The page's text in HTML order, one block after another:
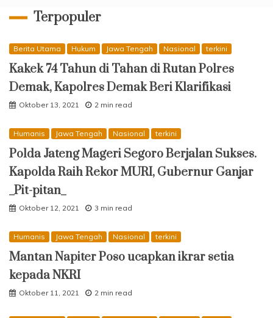
Terpopuler
Berita Utama Hukum Jawa Tengah Nasional terkini
Kakek 74 Tahun di Tahan di Rutan Polres
Demak, Kapolres Demak Beri Klarifikasi
Oktober 13, 2021 2 min read
Humanis Jawa Tengah Nasional terkini
Polda Jateng Mageri Segoro Berjalan Sukses.
Kapolda Raih Rekor MURI, Gubernur Ganjar
_Pit-pitan_
Oktober 12, 2021 3 min read
Humanis Jawa Tengah Nasional terkini
Mantan Napiter Poso ucapkan ikrar setia
kepada NKRI
Oktober 11, 2021 2 min read